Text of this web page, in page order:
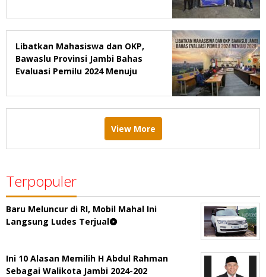
Libatkan Mahasiswa dan OKP,
Bawaslu Provinsi Jambi Bahas
Evaluasi Pemilu 2024 Menuju
View More
Terpopuler
Baru Meluncur di RI, Mobil Mahal Ini
Langsung Ludes Terjual
Ini 10 Alasan Memilih H Abdul Rahman
Sebagai Walikota Jambi 2024-202